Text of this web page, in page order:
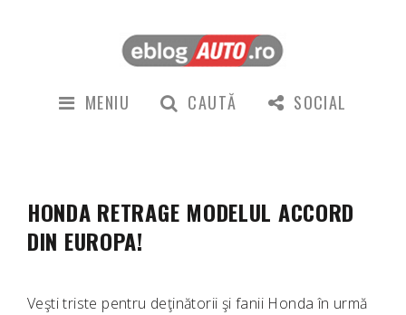
MENIU CAUTĂ SOCIAL
HONDA RETRAGE MODELUL ACCORD
DIN EUROPA!
Veşti triste pentru deţinătorii şi fanii Honda în urmă